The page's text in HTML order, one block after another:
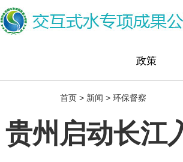
政策
首页 > 新闻 > 环保督察
贵州启动长江